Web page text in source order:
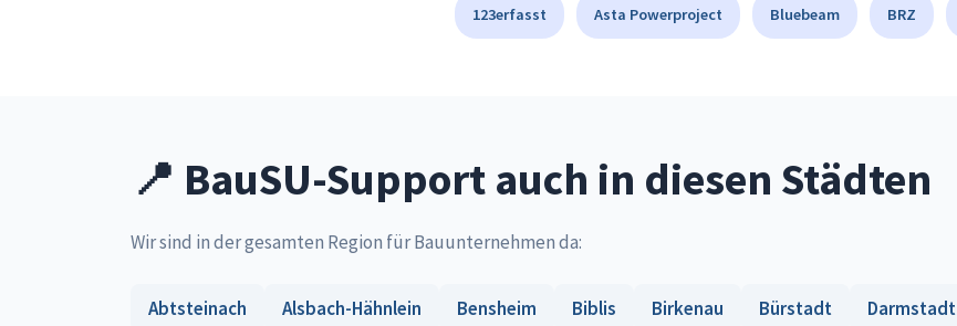
123erfasst Asta Powerproject Bluebeam BRZ
📍 BauSU-Support auch in diesen Städten
Wir sind in der gesamten Region für Bauunternehmen da:
Abtsteinach Alsbach-Hähnlein Bensheim Biblis Birkenau Bürstadt Darmstadt